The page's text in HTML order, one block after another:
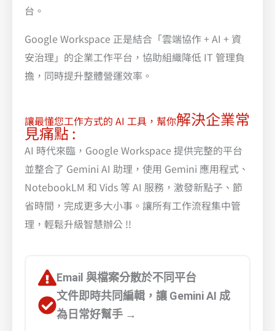
台。
Google Workspace 正是結合「雲端協作 + AI + 資
安治理」的企業工作平台，協助組織降低 IT 管理負
擔，同時提升整體營運效率。
讓最懂您工作方式的 AI 工具，幫你解決企業常
見痛點 :
AI 時代來臨，Google Workspace 提供完整的平台
並整合了 Gemini AI 助理，使用 Gemini 應用程式、
NotebookLM 和 Vids 等 AI 服務，激發新點子、節
省時間，完成更多大小事。讓所有工作流程集中管
理，輕鬆升級智慧辦公 !!
Email 與檔案分散於不同平台
文件即時共同編輯，讓 Gemini AI 成
為日常好幫手 →